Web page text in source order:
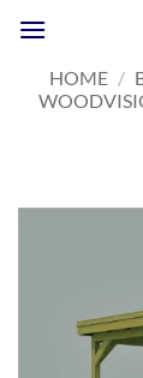
naar
inhoudHOME /